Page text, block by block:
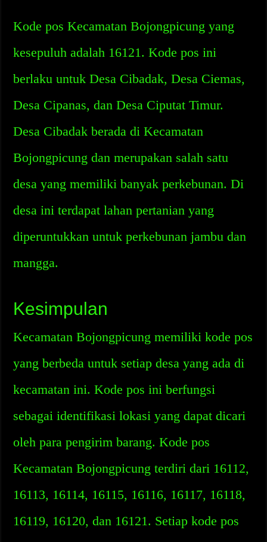
Kode pos Kecamatan Bojongpicung yang
kesepuluh adalah 16121. Kode pos ini
berlaku untuk Desa Cibadak, Desa Ciemas,
Desa Cipanas, dan Desa Ciputat Timur.
Desa Cibadak berada di Kecamatan
Bojongpicung dan merupakan salah satu
desa yang memiliki banyak perkebunan. Di
desa ini terdapat lahan pertanian yang
diperuntukkan untuk perkebunan jambu dan
mangga.
Kesimpulan
Kecamatan Bojongpicung memiliki kode pos
yang berbeda untuk setiap desa yang ada di
kecamatan ini. Kode pos ini berfungsi
sebagai identifikasi lokasi yang dapat dicari
oleh para pengirim barang. Kode pos
Kecamatan Bojongpicung terdiri dari 16112,
16113, 16114, 16115, 16116, 16117, 16118,
16119, 16120, dan 16121. Setiap kode pos